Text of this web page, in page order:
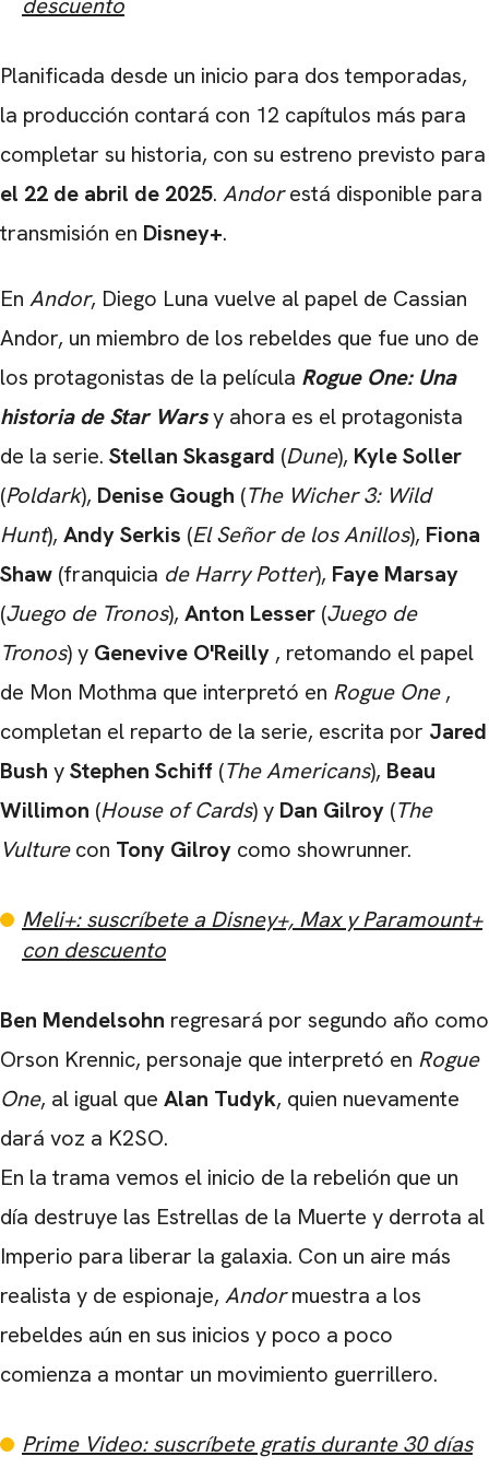
Planificada desde un inicio para dos temporadas,
la producción contará con 12 capítulos más para
completar su historia, con su estreno previsto para
el 22 de abril de 2025. Andorestá disponible para
transmisión en Disney+.
En Andor, Diego Luna vuelve al papel de Cassian
Andor, un miembro de los rebeldes que fue uno de
los protagonistas de la película Rogue One: Una
historia de Star Warsy ahora es el protagonista
de la serie. Stellan Skasgard (Dune), Kyle Soller
(Poldark), Denise Gough (The Wicher 3: Wild
Hunt), Andy Serkis (El Señor de los Anillos), Fiona
Shaw (franquicia de Harry Potter), Faye Marsay
(Juego de Tronos), Anton Lesser (Juego de
Tronos) y Genevive O'Reilly , retomando el papel
de Mon Mothma que interpretó en Rogue One,
completan el reparto de la serie, escrita por Jared
Bush yStephen Schiff (The Americans), Beau
Willimon (House of Cards) y Dan Gilroy (The
Vulturecon Tony Gilroy como showrunner.
Meli+: suscríbete a Disney+, Max y Paramount+
con descuento
Ben Mendelsohn regresará por segundo año como
Orson Krennic, personaje que interpretó en Rogue
One, al igual que Alan Tudyk, quien nuevamente
dará voz a K2SO.
En la trama vemos el inicio de la rebelión que un
día destruye las Estrellas de la Muerte y derrota al
Imperio para liberar la galaxia. Con un aire más
realista y de espionaje, Andormuestra a los
rebeldes aún en sus inicios y poco a poco
comienza a montar un movimiento guerrillero.
Prime Video: suscríbete gratis durante 30 días
CARREGANDO PUBLICIDADE